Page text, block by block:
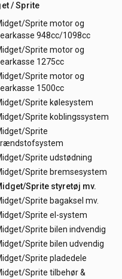
/ Sprite
Sprite motor og
948cc/1098cc
Sprite motor og
1275cc
Sprite motor og
1500cc
Sprite kølesystem
Sprite koblingssystem
Sprite
Sprite udstødning
Sprite bremsesystem
Sprite styretøj mv.
Sprite bagaksel mv.
Sprite el-system
Sprite bilen indvendig
Sprite bilen udvendig
Sprite pladedele
Sprite tilbehør &